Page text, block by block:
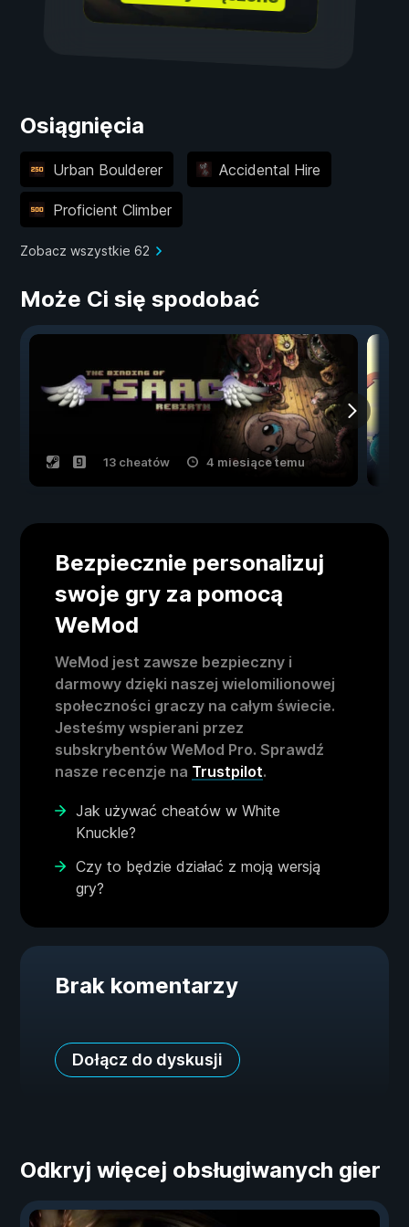
Osiągnięcia
Urban Boulderer Accidental Hire
Proficient Climber
Zobacz wszystkie 62
Może Ci się spodobać
13 cheatów 4 miesiące temu
Bezpiecznie personalizuj
swoje gry za pomocą
WeMod
WeMod jest zawsze bezpieczny i
darmowy dzięki naszej wielomilionowej
społeczności graczy na całym świecie.
Jesteśmy wspierani przez
subskrybentów WeMod Pro. Sprawdź
nasze recenzje na Trustpilot.
Jak używać cheatów w White
Knuckle?
Czy to będzie działać z moją wersją
gry?
Brak komentarzy
Dołącz do dyskusji
Odkryj więcej obsługiwanych gier